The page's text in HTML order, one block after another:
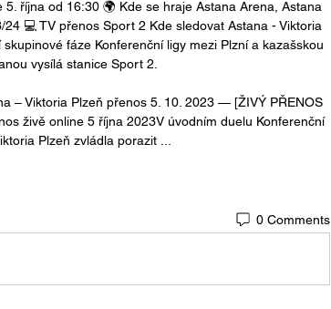
5. října od 16:30 🌍 Kde se hraje Astana Arena, Astana
💻 TV přenos Sport 2 Kde sledovat Astana - Viktoria
fáze Konferenční ligy mezi Plzní a kazašskou
vysílá stanice Sport 2.
– Viktoria Plzeň přenos 5. 10. 2023 — [ŽIVÝ PŘENOS
živě online 5 října 2023V úvodním duelu Konferenční
Plzeň zvládla porazit ...
0 Comments